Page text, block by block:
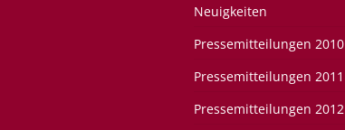
Neuigkeiten
Pressemitteilungen 2010
Pressemitteilungen 2011
Pressemitteilungen 2012